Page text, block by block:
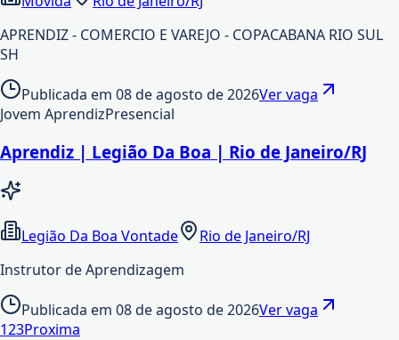
APRENDIZ - COMERCIO E VAREJO - COPACABANA RIO SUL
SH
Publicada em 08 de agosto de 2026Ver vaga
Jovem AprendizPresencial
Aprendiz | Legião Da Boa | Rio de Janeiro/RJ
Legião Da Boa Vontade
Rio de Janeiro/RJ
Instrutor de Aprendizagem
Publicada em 08 de agosto de 2026Ver vaga
123Proxima